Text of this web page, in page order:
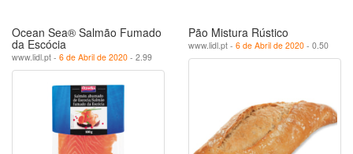
Ocean Sea® Salmão Fumado
da Escócia
www.lidl.pt - 6 de Abril de 2020 - 2.99
Pão Mistura Rústico
www.lidl.pt - 6 de Abril de 2020 - 0.50